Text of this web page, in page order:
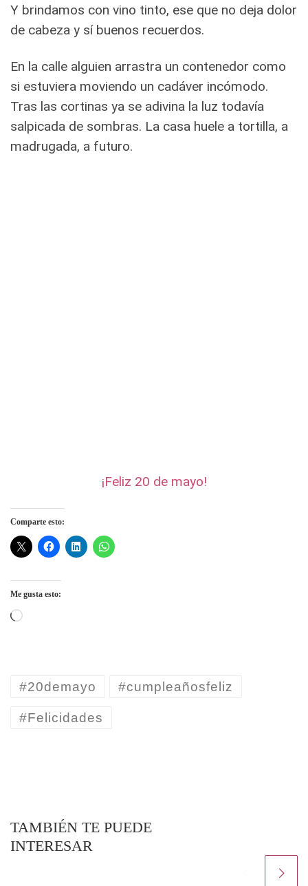
Y brindamos con vino tinto, ese que no deja dolor
de cabeza y sí buenos recuerdos.
En la calle alguien arrastra un contenedor como
si estuviera moviendo un cadáver incómodo.
Tras las cortinas ya se adivina la luz todavía
salpicada de sombras. La casa huele a tortilla, a
madrugada, a futuro.
¡Feliz 20 de mayo!
Comparte esto:
Me gusta esto:
Cargando...
#20demayo #cumpleañosfeliz
#Felicidades
TAMBIÉN TE PUEDE
INTERESAR